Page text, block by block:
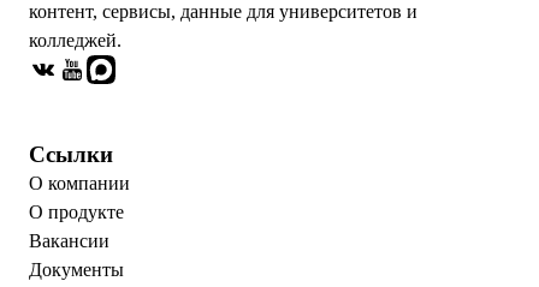
контент, сервисы, данные для университетов и
колледжей.
Ссылки
О компании
О продукте
Вакансии
Документы